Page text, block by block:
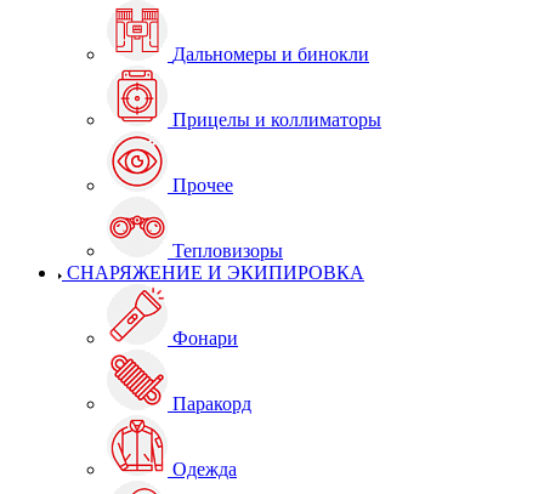
Дальномеры и бинокли
Прицелы и коллиматоры
Прочее
Тепловизоры
СНАРЯЖЕНИЕ И ЭКИПИРОВКА
Фонари
Паракорд
Одежда